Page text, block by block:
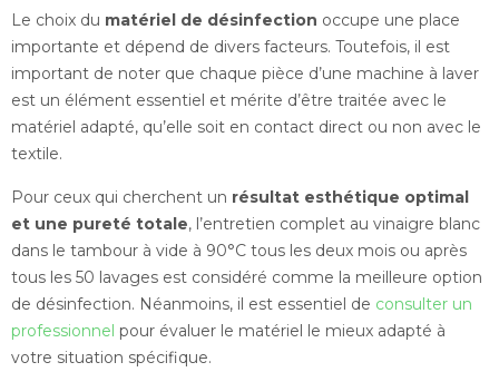
Le choix du matériel de désinfection occupe une place
importante et dépend de divers facteurs. Toutefois, il est
important de noter que chaque pièce d’une machine à laver
est un élément essentiel et mérite d’être traitée avec le
matériel adapté, qu’elle soit en contact direct ou non avec le
textile.
Pour ceux qui cherchent un résultat esthétique optimal
et une pureté totale, l’entretien complet au vinaigre blanc
dans le tambour à vide à 90°C tous les deux mois ou après
tous les 50 lavages est considéré comme la meilleure option
de désinfection. Néanmoins, il est essentiel de consulter un
professionnel pour évaluer le matériel le mieux adapté à
votre situation spécifique.